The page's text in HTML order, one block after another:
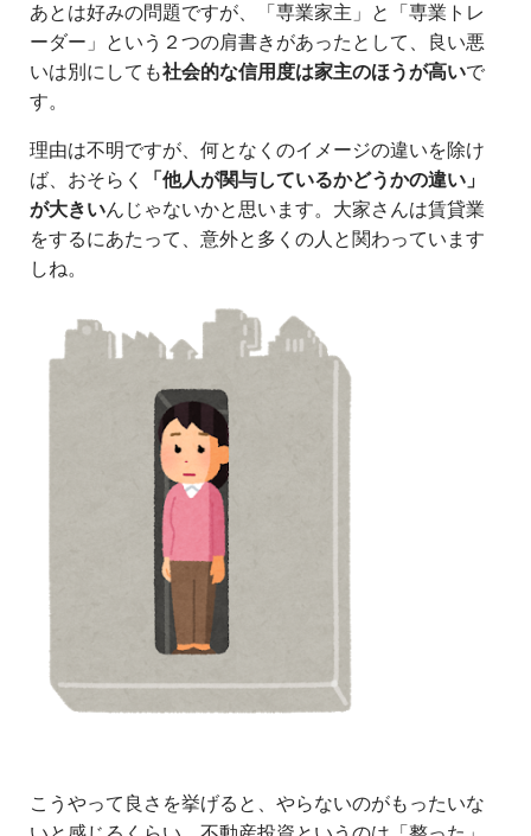
あとは好みの問題ですが、「専業家主」と「専業トレ
ーダー」という２つの肩書きがあったとして、良い悪
いは別にしても社会的な信用度は家主のほうが高いで
す。
理由は不明ですが、何となくのイメージの違いを除け
ば、おそらく
「他人が関与しているかどうかの違い」
が大きいんじゃないかと思います。大家さんは賃貸業
をするにあたって、意外と多くの人と関わっています
しね。
こうやって良さを挙げると、やらないのがもったいな